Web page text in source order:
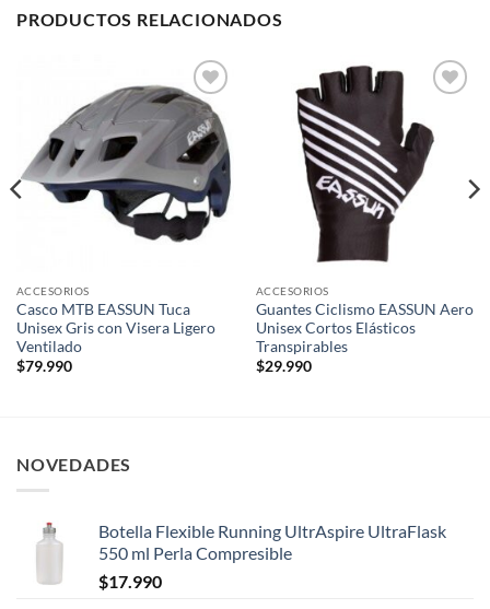
PRODUCTOS RELACIONADOS
Add to
wishlist
ACCESORIOS
Casco MTB EASSUN Tuca
Unisex Gris con Visera Ligero
Ventilado
$79.990
wishlist
ACCESORIOS
Guantes Ciclismo EASSUN Aero
Unisex Cortos Elásticos
Transpirables
$29.990
NOVEDADES
Botella Flexible Running UltrAspire UltraFlask
550 ml Perla Compresible
$17.990